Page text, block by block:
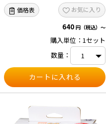
価格表 お気に入り
640 円（税込）～
購入単位：1セット
数量：